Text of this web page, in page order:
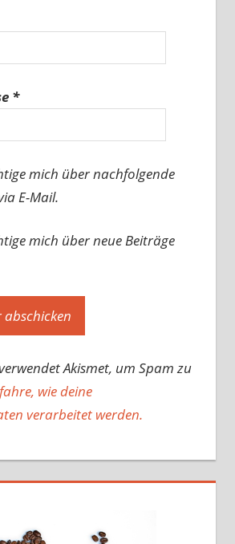
*
mich über nachfolgende
E-Mail.
mich über neue Beiträge
Akismet, um Spam zu
wie deine
verarbeitet werden.